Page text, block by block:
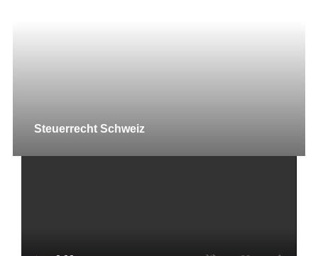
Steuerrecht Schweiz